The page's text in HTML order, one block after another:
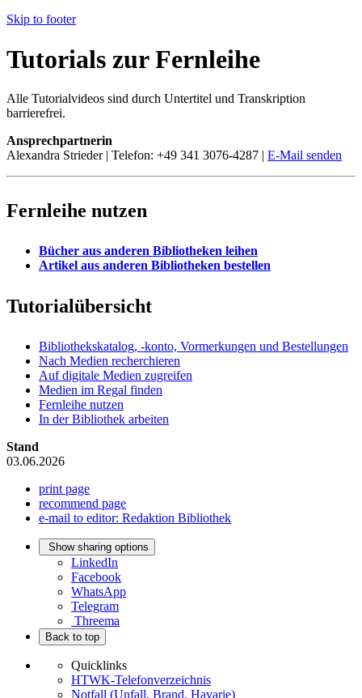
Skip to footer
Tutorials zur Fernleihe
Alle Tutorialvideos sind durch Untertitel und Transkription
barrierefrei.
Ansprechpartnerin
Alexandra Strieder | Telefon: +49 341 3076-4287 | E-Mail senden
Fernleihe nutzen
Bücher aus anderen Bibliotheken leihen
Artikel aus anderen Bibliotheken bestellen
Tutorialübersicht
Bibliothekskatalog, -konto, Vormerkungen und Bestellungen
Nach Medien recherchieren
Auf digitale Medien zugreifen
Medien im Regal finden
Fernleihe nutzen
In der Bibliothek arbeiten
Stand
03.06.2026
print page
recommend page
e-mail to editor: Redaktion Bibliothek
Show sharing options
LinkedIn
Facebook
WhatsApp
Telegram
Threema
Back to top
Quicklinks
HTWK-Telefonverzeichnis
Notfall (Unfall, Brand, Havarie)